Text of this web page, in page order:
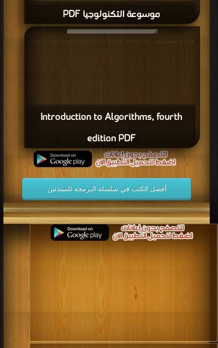
موسوعة التكنولوجيا PDF
Introduction to Algorithms, fourth
edition PDF
قراءة و تحميل كتاب Introduction to Algorithms, fourth edition PDF مجانا
أفضل الكتب في سلسلة البرمجة للمبتدئين